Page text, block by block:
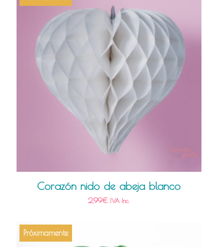
Corazón nido de abeja blanco
2,99€ IVA Inc.
Próximamente